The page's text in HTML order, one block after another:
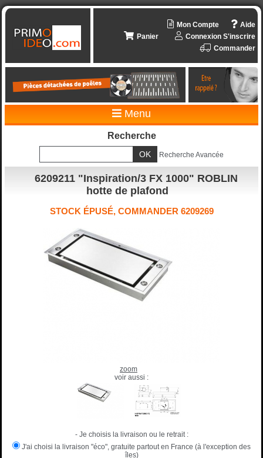
Aide
Mon Compte
Connexion S'inscrire
Panier
Commander
Menu
Recherche
Recherche Avancée
6209211 "Inspiration/3 FX 1000" ROBLIN
hotte de plafond
STOCK ÉPUSÉ, COMMANDER 6209269
zoom
voir aussi :
- Je choisis la livraison ou le retrait :
J'ai choisi la livraison "éco", gratuite partout en France (à l'exception des
îles)